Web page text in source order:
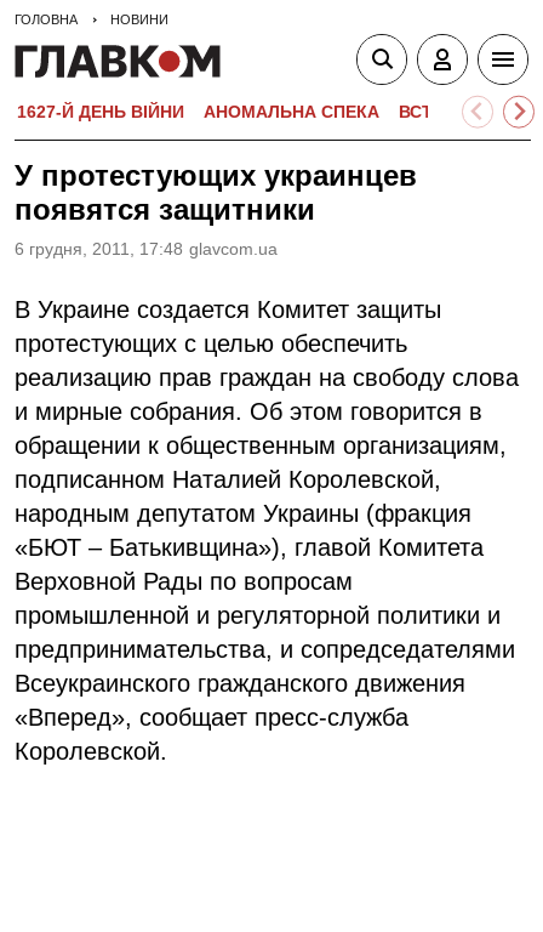
ГОЛОВНА НОВИНИ
1627-Й ДЕНЬ ВІЙНИ АНОМАЛЬНА СПЕКА ВСТУПНА
У протестующих украинцев
появятся защитники
6 грудня, 2011, 17:48 glavcom.ua
В Украине создается Комитет защиты
протестующих с целью обеспечить
реализацию прав граждан на свободу слова
и мирные собрания. Об этом говорится в
обращении к общественным организациям,
подписанном Наталией Королевской,
народным депутатом Украины (фракция
«БЮТ – Батькивщина»), главой Комитета
Верховной Рады по вопросам
промышленной и регуляторной политики и
предпринимательства, и сопредседателями
Всеукраинского гражданского движения
«Вперед», сообщает пресс-служба
Королевской.